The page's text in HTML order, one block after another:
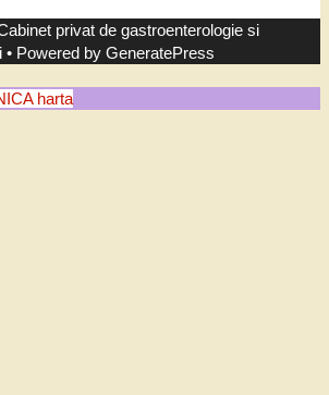
privat de gastroenterologie si
• Powered by GeneratePress
harta